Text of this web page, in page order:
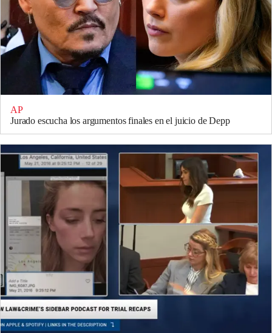
AP
Jurado escucha los argumentos finales en el juicio de Depp